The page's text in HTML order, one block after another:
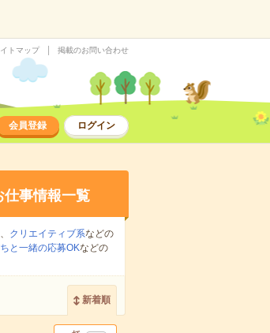
トマップ 掲載のお問い合わせ
会員登録 ログイン
仕事情報一覧
、 クリエイティブ系などの
と一緒の応募OKなどの
新着順